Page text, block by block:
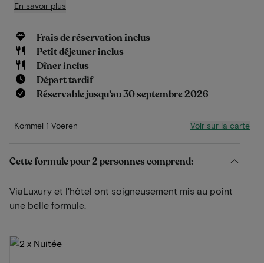
En savoir plus
Frais de réservation inclus
Petit déjeuner inclus
Dîner inclus
Départ tardif
Réservable jusqu’au 30 septembre 2026
Kommel 1 Voeren Voir sur la carte
Cette formule pour 2 personnes comprend:
ViaLuxury et l'hôtel ont soigneusement mis au point
une belle formule.